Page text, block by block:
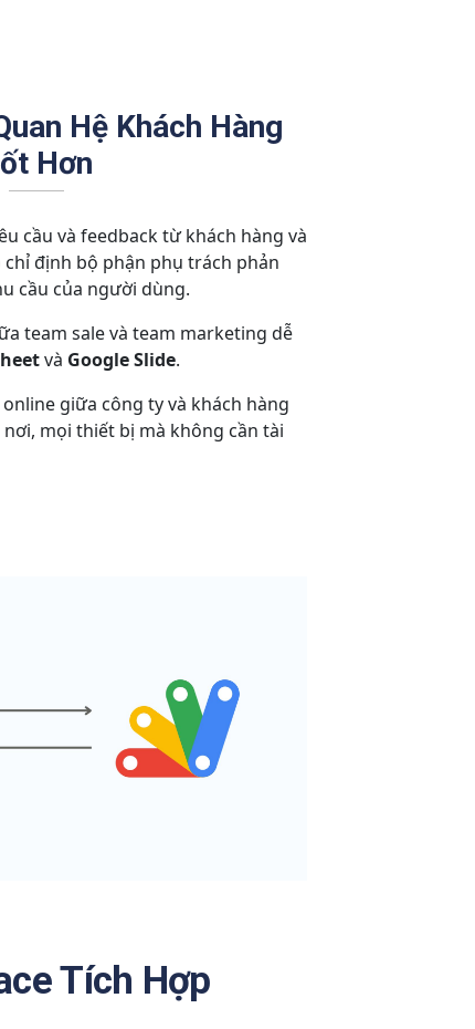
Hệ Khách Hàng
Hơn
cầu và feedback từ khách hàng và
định bộ phận phụ trách phản
cầu của người dùng.
team sale và team marketing dễ
và Google Slide.
giữa công ty và khách hàng
nơi, mọi thiết bị mà không cần tài
Tích Hợp